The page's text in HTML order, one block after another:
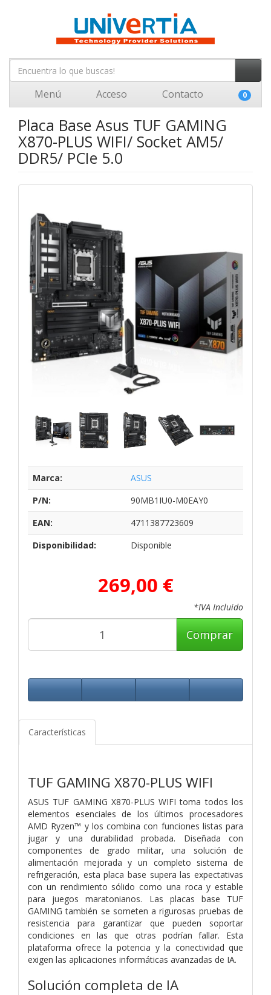
Menú Acceso Contacto 0
Placa Base Asus TUF GAMING
X870-PLUS WIFI/ Socket AM5/
DDR5/ PCIe 5.0
Marca:
ASUS
P/N:
90MB1IU0-M0EAY0
EAN:
4711387723609
Disponibilidad:
Disponible
269,00 €
*IVA Incluido
Comprar
Características
TUF GAMING X870-PLUS WIFI
ASUS TUF GAMING X870-PLUS WIFI toma todos los
elementos esenciales de los últimos procesadores
AMD Ryzen™ y los combina con funciones listas para
jugar y una durabilidad probada. Diseñada con
componentes de grado militar, una solución de
alimentación mejorada y un completo sistema de
refrigeración, esta placa base supera las expectativas
con un rendimiento sólido como una roca y estable
para juegos maratonianos. Las placas base TUF
GAMING también se someten a rigurosas pruebas de
resistencia para garantizar que pueden soportar
condiciones en las que otras podrían fallar. Esta
plataforma ofrece la potencia y la conectividad que
exigen las aplicaciones informáticas avanzadas de IA.
Solución completa de IA